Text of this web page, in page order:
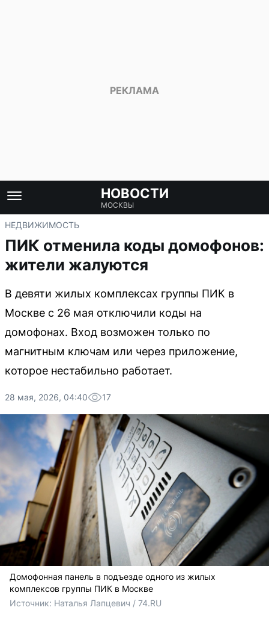
НОВОСТИ
МОСКВЫ
НЕДВИЖИМОСТЬ
ПИК отменила коды домофонов:
жители жалуются
В девяти жилых комплексах группы ПИК в
Москве с 26 мая отключили коды на
домофонах. Вход возможен только по
магнитным ключам или через приложение,
которое нестабильно работает.
28 мая, 2026, 04:40 17
Домофонная панель в подъезде одного из жилых
комплексов группы ПИК в Москве
Источник: Наталья Лапцевич / 74.RU